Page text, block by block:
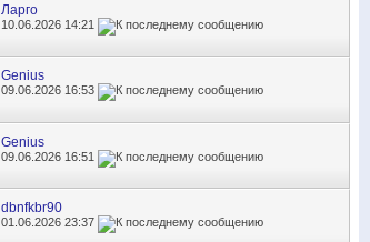
Ларго
10.06.2026 14:21
Genius
09.06.2026 16:53
Genius
09.06.2026 16:51
dbnfkbr90
01.06.202623:37